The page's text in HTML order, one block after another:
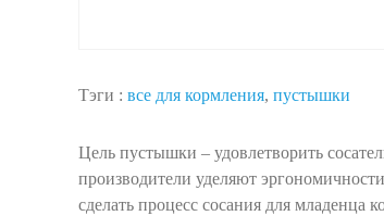
Тэги : все для кормления, пустышки
Цель пустышки – удовлетворить
производители уделяют
сделать процесс сосания для младенца